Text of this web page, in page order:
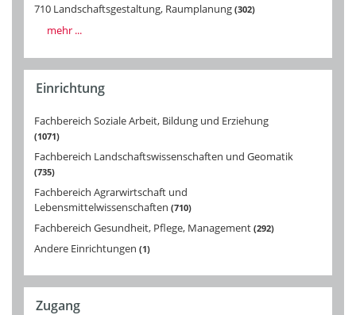
710 Landschaftsgestaltung, Raumplanung 302
mehr ...
Einrichtung
Fachbereich Soziale Arbeit, Bildung und Erziehung
1071
Fachbereich Landschaftswissenschaften und Geomatik
735
Fachbereich Agrarwirtschaft und
Lebensmittelwissenschaften 710
Fachbereich Gesundheit, Pflege, Management 292
Andere Einrichtungen 1
Zugang